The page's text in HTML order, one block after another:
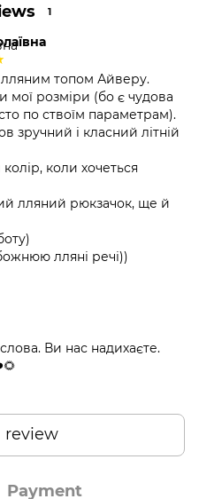
1
лляним топом Айверу.
мої розміри (бо є чудова
по ствоїм параметрам).
зручний і класний літній
коли хочеться
лляний рюкзачок, ще й
лляні речі))
Ви нас надихаєте.
review
Payment